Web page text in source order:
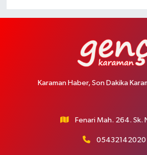
Karaman Haber, Son Dakika
Fenari Mah. 264. Sk.
05432142020